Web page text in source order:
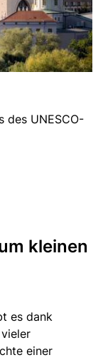
des UNESCO-
kleinen
es dank
einer